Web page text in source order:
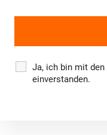
Ja, ich bin mit den
einverstanden.